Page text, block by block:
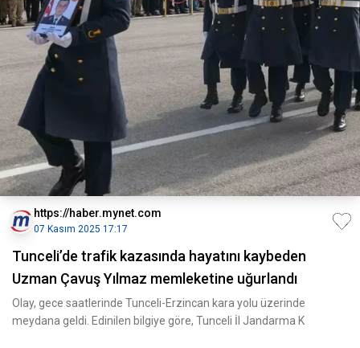
https://haber.mynet.com
07 Kasım 2025 17:17
Tunceli’de trafik kazasında hayatını kaybeden
Uzman Çavuş Yılmaz memleketine uğurlandı
Olay, gece saatlerinde Tunceli-Erzincan kara yolu üzerinde
meydana geldi. Edinilen bilgiye göre, Tunceli İl Jandarma K